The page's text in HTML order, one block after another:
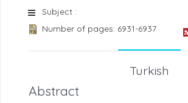
Subject :
Number of pages: 6931-6937
Turkish
Abstract